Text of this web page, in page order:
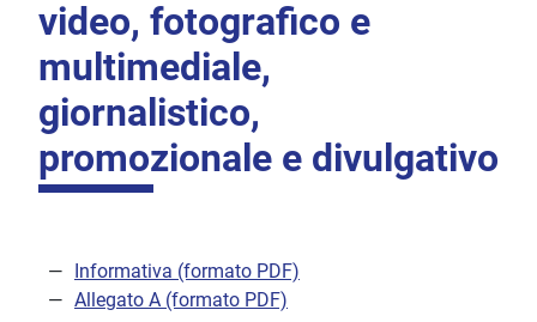
video, fotografico e
multimediale,
giornalistico,
promozionale e divulgativo
Informativa (formato PDF)
Allegato A (formato PDF)